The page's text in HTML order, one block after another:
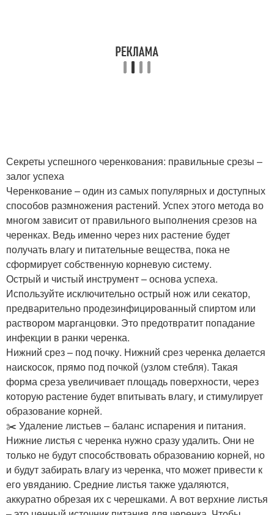
Секреты успешного черенкования: правильные срезы –
залог успеха
Черенкование – один из самых популярных и доступных
способов размножения растений. Успех этого метода во
многом зависит от правильного выполнения срезов на
черенках. Ведь именно через них растение будет
получать влагу и питательные вещества, пока не
сформирует собственную корневую систему.
Острый и чистый инструмент – основа успеха.
Используйте исключительно острый нож или секатор,
предварительно продезинфицированный спиртом или
раствором марганцовки. Это предотвратит попадание
инфекции в ранки черенка.
Нижний срез – под почку. Нижний срез черенка делается
наискосок, прямо под почкой (узлом стебля). Такая
форма среза увеличивает площадь поверхности, через
которую растение будет впитывать влагу, и стимулирует
образование корней.
✂️ Удаление листьев – баланс испарения и питания.
Нижние листья с черенка нужно сразу удалить. Они не
только не будут способствовать образованию корней, но
и будут забирать влагу из черенка, что может привести к
его увяданию. Средние листья также удаляются,
аккуратно обрезая их с черешками. А вот верхние листья